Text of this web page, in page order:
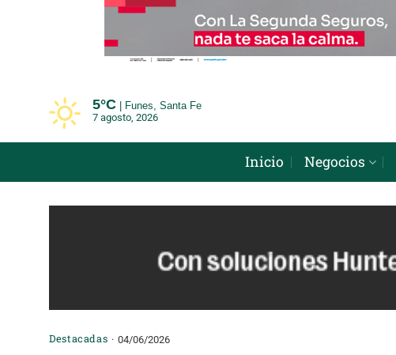
5°C
Funes, Santa Fe
7 agosto, 2026
Inicio Negocios
Destacadas 04/06/2026